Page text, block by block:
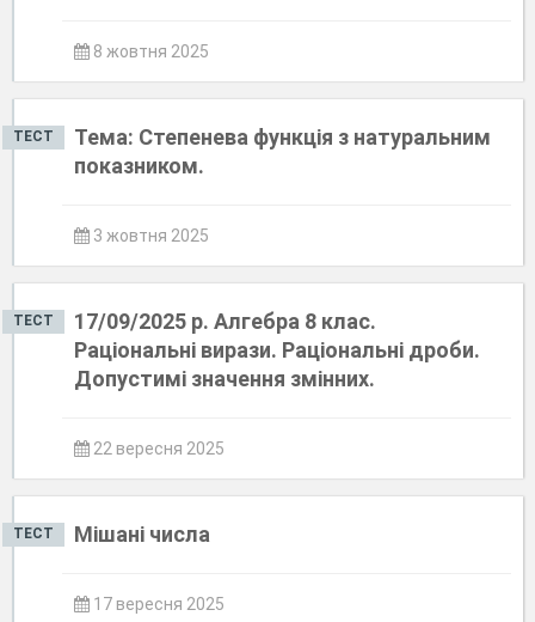
8 жовтня 2025
ТЕСТ
Тема: Степенева функція з натуральним
показником.
3 жовтня 2025
ТЕСТ
17/09/2025 р. Алгебра 8 клас.
Раціональні вирази. Раціональні дроби.
Допустимі значення змінних.
22 вересня 2025
ТЕСТ Мішані числа
17 вересня 2025